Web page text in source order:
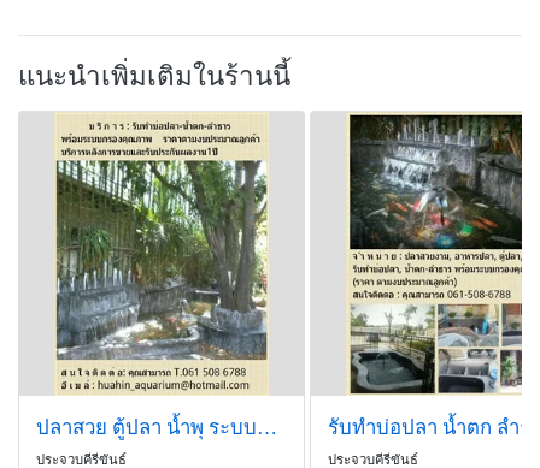
แนะนำเพิ่มเติมในร้านนี้
ปลาสวย ตู้ปลา น้ำพุ ระบบกรองและอุปกณ์
ประจวบคีรีขันธ์
รับทำบ่อปลา น้ำตก ลำธ
ประจวบคีรีขันธ์